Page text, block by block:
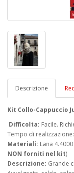
Descrizione
Kit Collo-Cappuccio
Difficolta: Facile.
Tempo di
Materiali: Lana
NON forniti nel kit)
Descrizione: Grande